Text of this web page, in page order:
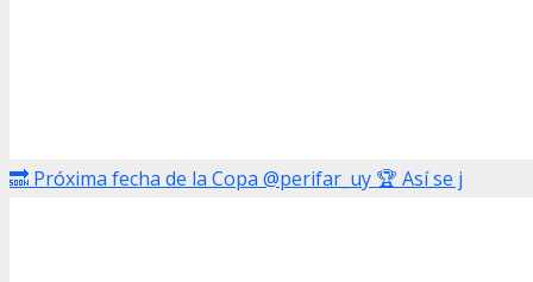
🔜 Próxima fecha de la Copa @perifar_uy 🏆 Así se j